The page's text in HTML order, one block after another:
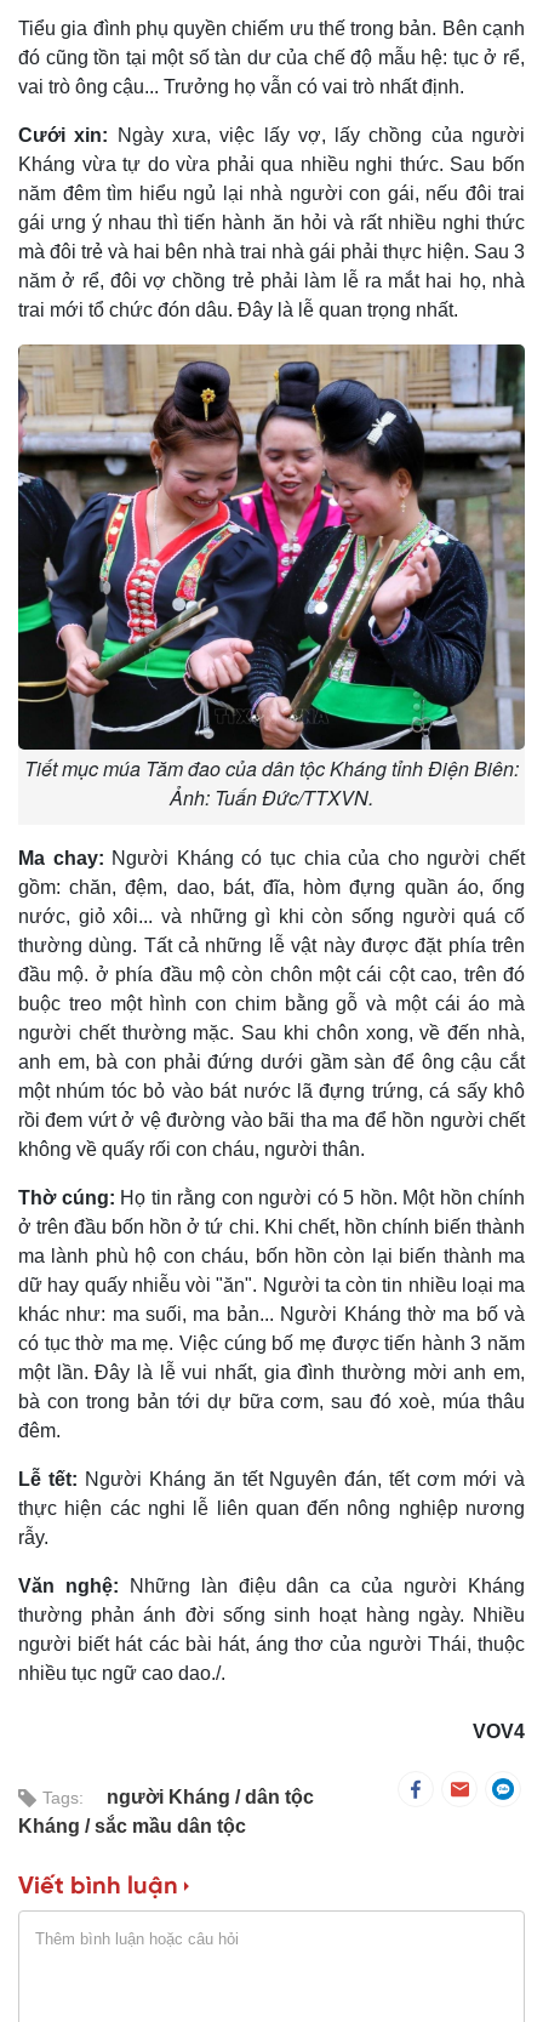
Tiểu gia đình phụ quyền chiếm ưu thế trong bản. Bên cạnh
đó cũng tồn tại một số tàn dư của chế độ mẫu hệ: tục ở rể,
vai trò ông cậu... Trưởng họ vẫn có vai trò nhất định.
Cưới xin: Ngày xưa, việc lấy vợ, lấy chồng của người
Kháng vừa tự do vừa phải qua nhiều nghi thức. Sau bốn
năm đêm tìm hiểu ngủ lại nhà người con gái, nếu đôi trai
gái ưng ý nhau thì tiến hành ăn hỏi và rất nhiều nghi thức
mà đôi trẻ và hai bên nhà trai nhà gái phải thực hiện. Sau 3
năm ở rể, đôi vợ chồng trẻ phải làm lễ ra mắt hai họ, nhà
trai mới tổ chức đón dâu. Ðây là lễ quan trọng nhất.
Tiết mục múa Tăm đao của dân tộc Kháng tỉnh Điện Biên:
Ảnh: Tuấn Đức/TTXVN.
Ma chay: Người Kháng có tục chia của cho người chết
gồm: chăn, đệm, dao, bát, đĩa, hòm đựng quần áo, ống
nước, giỏ xôi... và những gì khi còn sống người quá cố
thường dùng. Tất cả những lễ vật này được đặt phía trên
đầu mộ. ở phía đầu mộ còn chôn một cái cột cao, trên đó
buộc treo một hình con chim bằng gỗ và một cái áo mà
người chết thường mặc. Sau khi chôn xong, về đến nhà,
anh em, bà con phải đứng dưới gầm sàn để ông cậu cắt
một nhúm tóc bỏ vào bát nước lã đựng trứng, cá sấy khô
rồi đem vứt ở vệ đường vào bãi tha ma để hồn người chết
không về quấy rối con cháu, người thân.
Thờ cúng: Họ tin rằng con người có 5 hồn. Một hồn chính
ở trên đầu bốn hồn ở tứ chi. Khi chết, hồn chính biến thành
ma lành phù hộ con cháu, bốn hồn còn lại biến thành ma
dữ hay quấy nhiễu vòi "ăn". Người ta còn tin nhiều loại ma
khác như: ma suối, ma bản... Người Kháng thờ ma bố và
có tục thờ ma mẹ. Việc cúng bố mẹ được tiến hành 3 năm
một lần. Ðây là lễ vui nhất, gia đình thường mời anh em,
bà con trong bản tới dự bữa cơm, sau đó xoè, múa thâu
đêm.
Lễ tết: Người Kháng ăn tết Nguyên đán, tết cơm mới và
thực hiện các nghi lễ liên quan đến nông nghiệp nương
rẫy.
Văn nghệ:
Những làn điệu dân ca của người Kháng
thường phản ánh đời sống sinh hoạt hàng ngày. Nhiều
người biết hát các bài hát, áng thơ của người Thái, thuộc
nhiều tục ngữ cao dao./.
VOV4
Tags: người Kháng
dân tộc
Kháng
sắc mầu dân tộc
Viết bình luận